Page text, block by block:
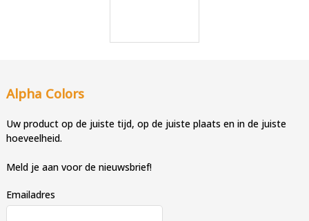
Alpha Colors
Uw product op de juiste tijd, op de juiste plaats en in de juiste
hoeveelheid.
Meld je aan voor de nieuwsbrief!
Emailadres